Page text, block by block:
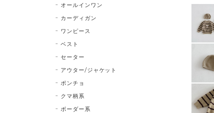
オールインワン
カーディガン
ワンピース
ベスト
セーター
アウター/ジャケット
ポンチョ
クマ柄系
ボーダー系